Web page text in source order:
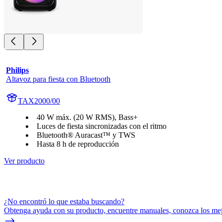
Philips
Altavoz para fiesta con Bluetooth
TAX2000/00
40 W máx. (20 W RMS), Bass+
Luces de fiesta sincronizadas con el ritmo
Bluetooth® Auracast™ y TWS
Hasta 8 h de reproducción
Ver producto
¿No encontró lo que estaba buscando?
Obtenga ayuda con su producto, encuentre manuales, conozca los